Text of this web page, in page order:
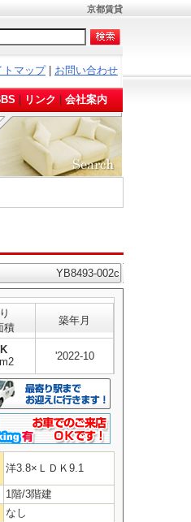
京都賃貸
トマップ| お問い合わせ
リンク 会社案内
YB8493-002c
積
築年月
'2022-10
洋3.8×ＬＤＫ9.1
1階/3階建
なし